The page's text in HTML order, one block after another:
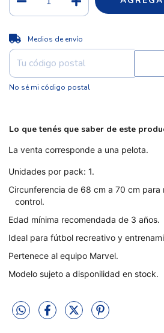
Entregas para el CP:
Medios de envío
No sé mi código postal
Lo que tenés que saber de este
La venta corresponde a una pelota.
Unidades por pack: 1.
Circunferencia de 68 cm a 70 cm para
control.
Edad mínima recomendada de 3 años.
Ideal para fútbol recreativo y
Pertenece al equipo Marvel.
Modelo sujeto a disponilidad en stock.